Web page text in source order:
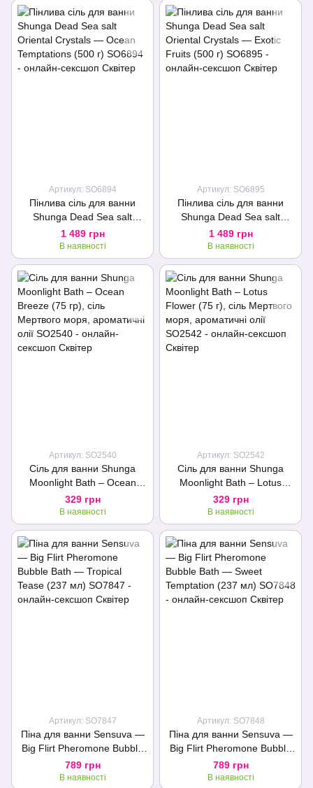
Артикул: SO6894
Пінлива сіль для ванни
Shunga Dead Sea salt
Oriental Crystals — Ocean
Temptations (500 г)
1 489 грн
В наявності
Артикул: SO6895
Пінлива сіль для ванни
Shunga Dead Sea salt
Oriental Crystals — Exotic
Fruits (500 г)
1 489 грн
В наявності
Артикул: SO2540
Сіль для ванни Shunga
Moonlight Bath – Ocean
Breeze (75 гр), сіль
Мертвого моря, ароматичні
олії
329 грн
В наявності
Артикул: SO2542
Сіль для ванни Shunga
Moonlight Bath – Lotus
Flower (75 г), сіль Мертвого
моря, ароматичні олії
329 грн
В наявності
Артикул: SO7847
Піна для ванни Sensuva —
Big Flirt Pheromone Bubble
Bath — Tropical Tease (237
мл)
789 грн
В наявності
Артикул: SO7848
Піна для ванни Sensuva —
Big Flirt Pheromone Bubble
Bath — Sweet Temptation
(237 мл)
789 грн
В наявності